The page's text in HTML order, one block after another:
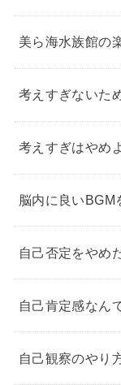
美ら海水族館の
考えすぎないた
考えすぎはやめ
脳内に良いBGM
自己否定をやめ
自己肯定感なん
自己観察のやり